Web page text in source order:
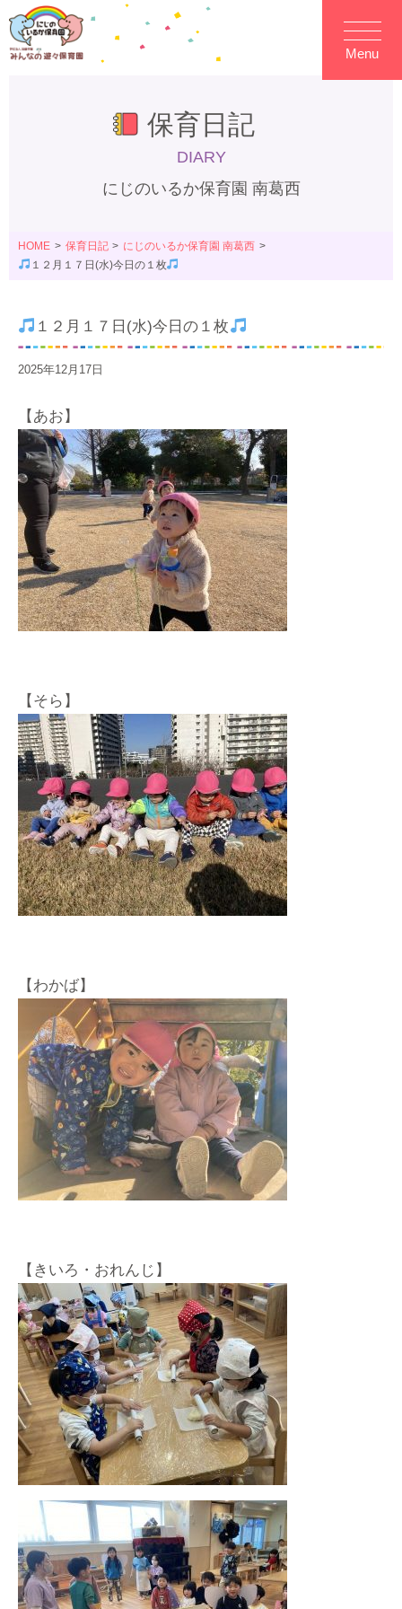
Menu
保育日記
DIARY
にじのいるか保育園 南葛西
HOME 保育日記
にじのいるか保育園 南葛西
１２月１７日(水)今日の１枚
１２月１７日(水)今日の１枚
2025年12月17日
【あお】
【そら】
【わかば】
【きいろ・おれんじ】